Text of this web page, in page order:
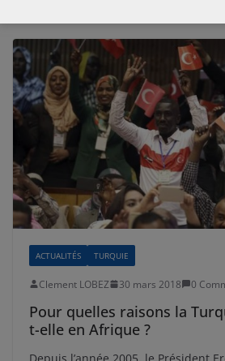
ACTUALITÉS TURQUIE
Clement LOBEZ 30 mars 2018 0
Pour quelles raisons la
t-elle en Afrique ?
Depuis l’année 2005, le Président